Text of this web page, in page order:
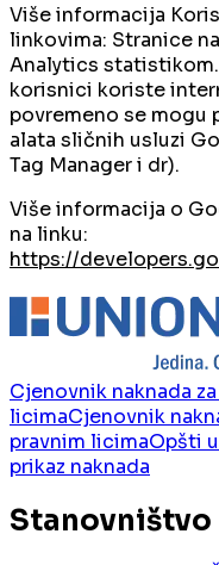
Više informacija
linkovima: Stranice
Analytics
korisnici koriste
povremeno se
alata sličnih usluzi
Tag Manager i dr).
Više informacija o
na linku:
https://
Cjenovnik naknada
licimaCjenovnik
pravnim licimaOpšti
prikaz naknada
Stanovništvo